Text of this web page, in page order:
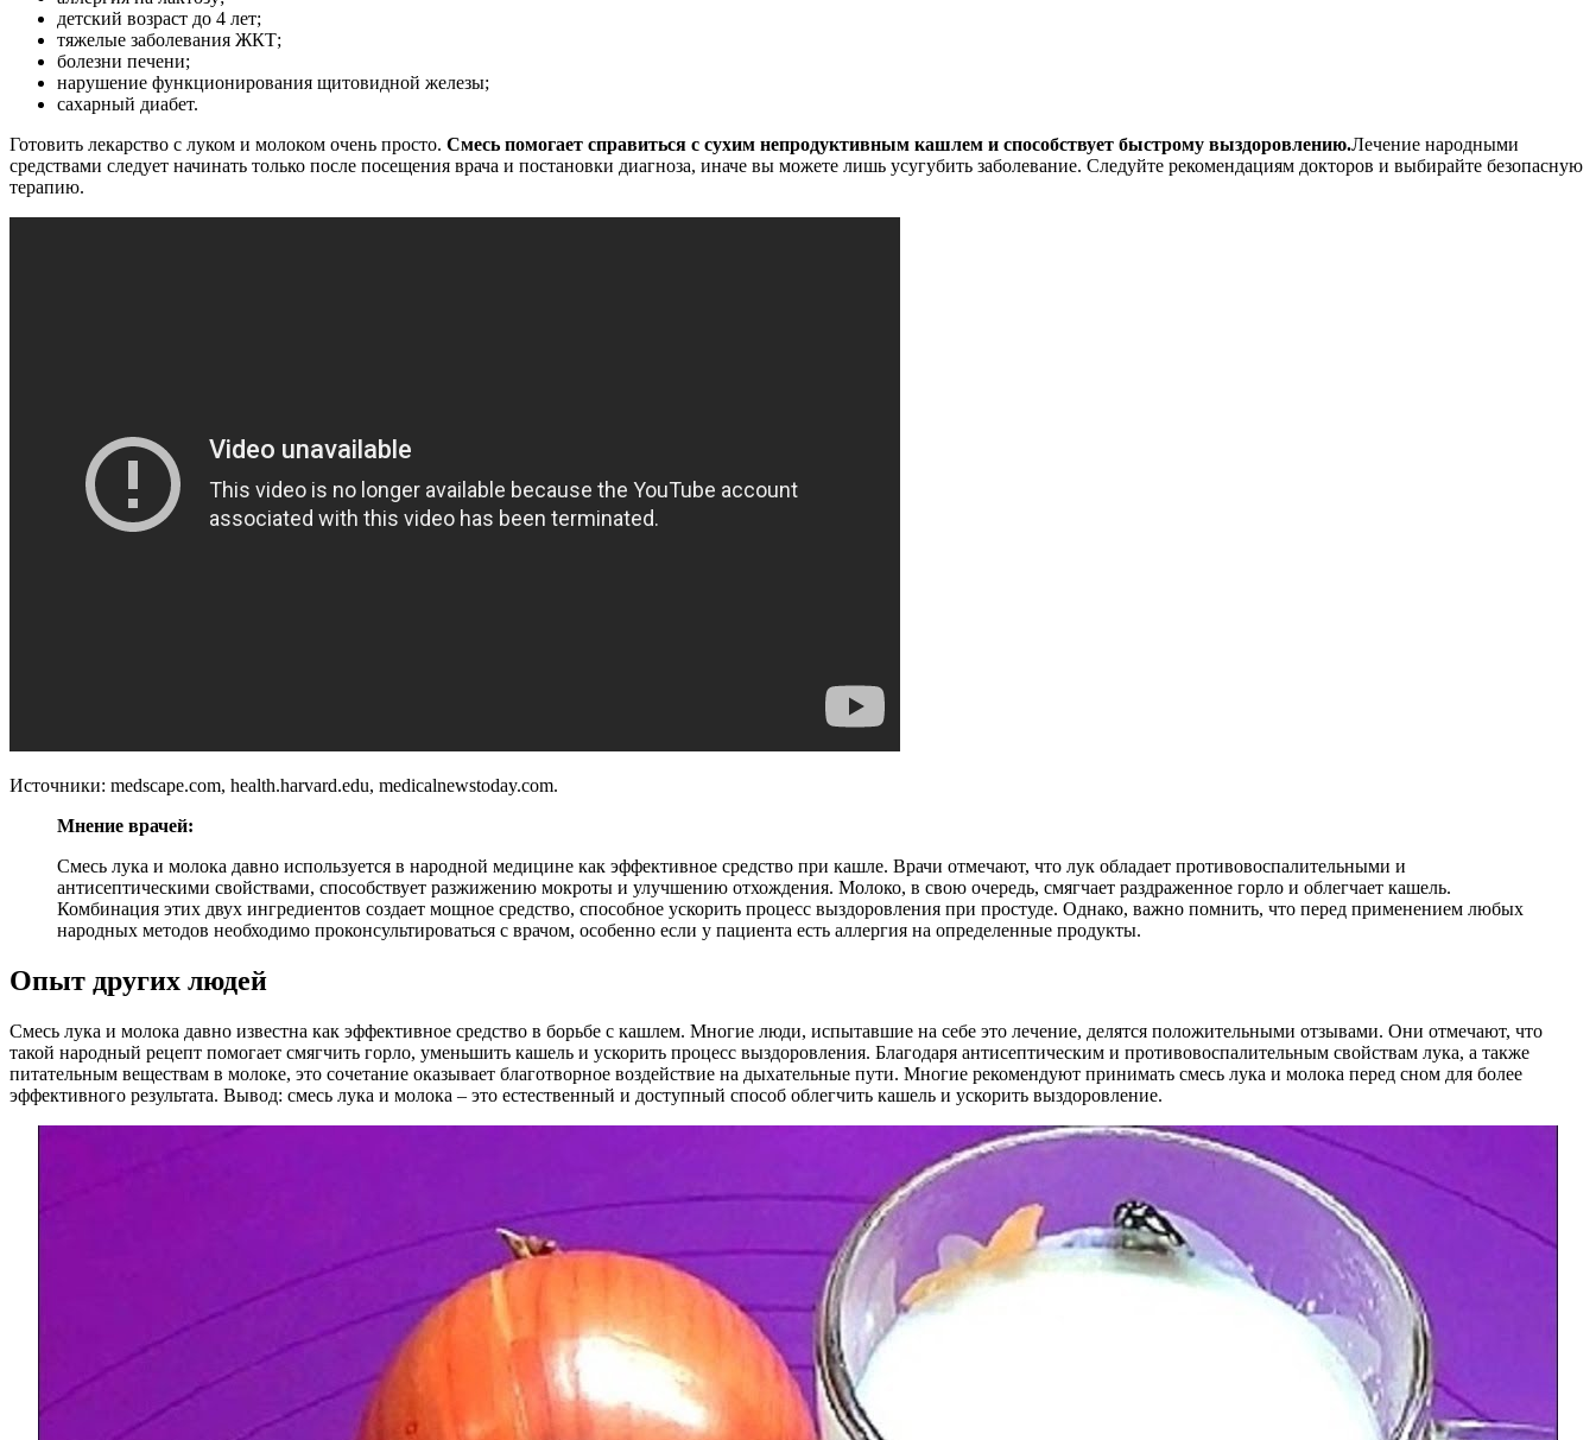
детский возраст до 4 лет;
тяжелые заболевания ЖКТ;
болезни печени;
нарушение функционирования щитовидной железы;
сахарный диабет.
Готовить лекарство с луком и молоком очень просто. Смесь помогает справиться с сухим непродуктивным кашлем и способствует быстрому выздоровлению.Лечение народными
средствами следует начинать только после посещения врача и постановки диагноза, иначе вы можете лишь усугубить заболевание. Следуйте рекомендациям докторов и выбирайте безопасную
терапию.
Источники: medscape.com, health.harvard.edu, medicalnewstoday.com.
Мнение врачей:
Смесь лука и молока давно используется в народной медицине как эффективное средство при кашле. Врачи отмечают, что лук обладает противовоспалительными и
антисептическими свойствами, способствует разжижению мокроты и улучшению отхождения. Молоко, в свою очередь, смягчает раздраженное горло и облегчает кашель.
Комбинация этих двух ингредиентов создает мощное средство, способное ускорить процесс выздоровления при простуде. Однако, важно помнить, что перед применением любых
народных методов необходимо проконсультироваться с врачом, особенно если у пациента есть аллергия на определенные продукты.
Опыт других людей
Смесь лука и молока давно известна как эффективное средство в борьбе с кашлем. Многие люди, испытавшие на себе это лечение, делятся положительными отзывами. Они отмечают, что
такой народный рецепт помогает смягчить горло, уменьшить кашель и ускорить процесс выздоровления. Благодаря антисептическим и противовоспалительным свойствам лука, а также
питательным веществам в молоке, это сочетание оказывает благотворное воздействие на дыхательные пути. Многие рекомендуют принимать смесь лука и молока перед сном для более
эффективного результата. Вывод: смесь лука и молока – это естественный и доступный способ облегчить кашель и ускорить выздоровление.